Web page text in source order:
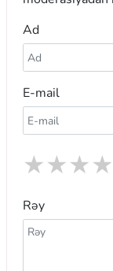
Ad
E-mail
★
★
★
★
Rəy